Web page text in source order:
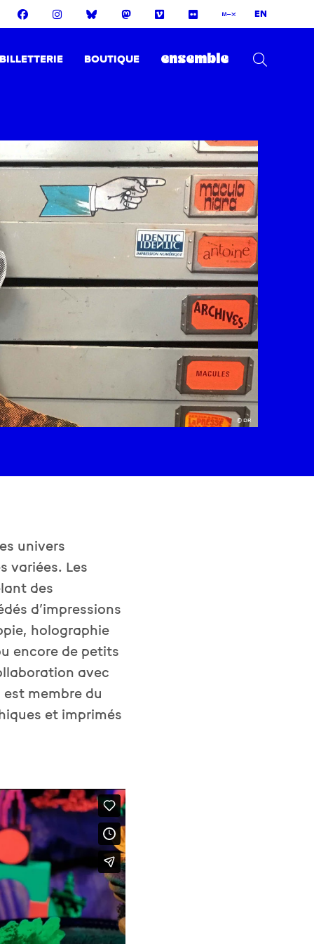
EN
BOUTIQUE ensemble
© DR
univers
variées. Les
des
d’impressions
holographie
encore de petits
avec
membre du
et imprimés